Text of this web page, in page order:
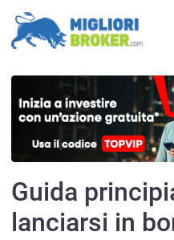
Guida
lanciarsi in